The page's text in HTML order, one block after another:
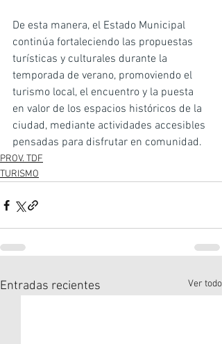
De esta manera, el Estado Municipal
continúa fortaleciendo las propuestas
turísticas y culturales durante la
temporada de verano, promoviendo el
turismo local, el encuentro y la puesta
en valor de los espacios históricos de la
ciudad, mediante actividades accesibles
pensadas para disfrutar en comunidad.
PROV. TDF
TURISMO
Entradas recientes Ver todo